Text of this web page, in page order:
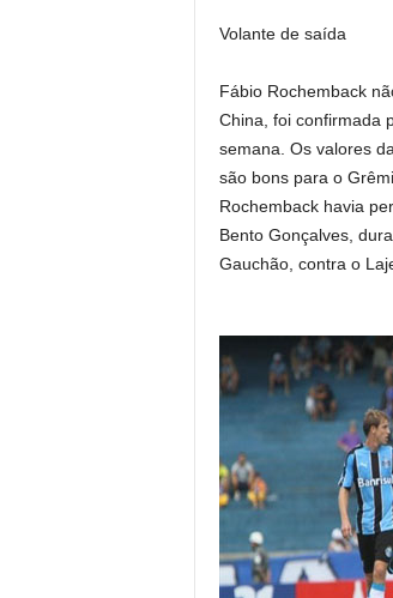
Volante de saída
Fábio Rochemback
China, foi confirmada
semana. Os valores
são bons para o
Rochemback havia
Bento Gonçalves,
Gauchão, contra o